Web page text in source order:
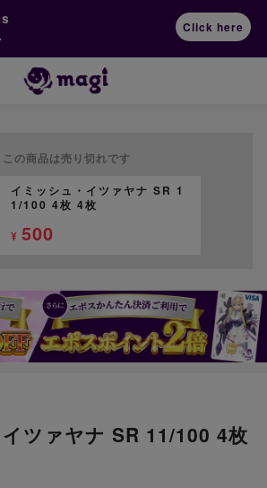
Click here
この商品は売り切れです
イミッシュ・イツァヤナ SR 1
1/100 4枚 4枚
¥ 500
ツァヤナ SR 11/100 4枚